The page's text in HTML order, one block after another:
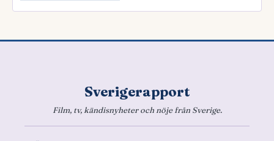
Sverigerapport
Film, tv, kändisnyheter och nöje från Sverige.